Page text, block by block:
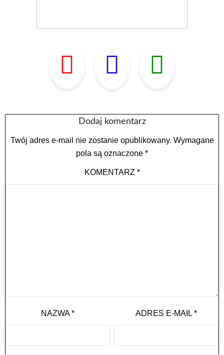
Dodaj komentarz
Twój adres e-mail nie zostanie opublikowany. Wymagane
pola są oznaczone *
KOMENTARZ *
NAZWA* ADRES E-MAIL*